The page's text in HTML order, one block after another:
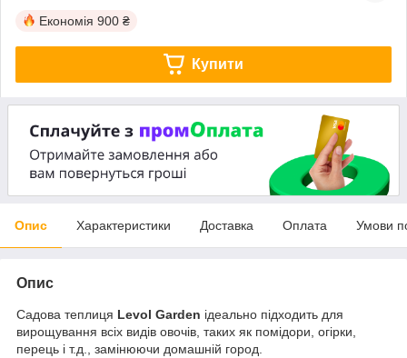
Економія 900 ₴
Купити
Опис Характеристики Доставка Оплата Умови
Опис
Садова теплиця Levol Garden ідеально підходить для
вирощування всіх видів овочів, таких як помідори, огірки,
перець і т.д., замінюючи домашній город.